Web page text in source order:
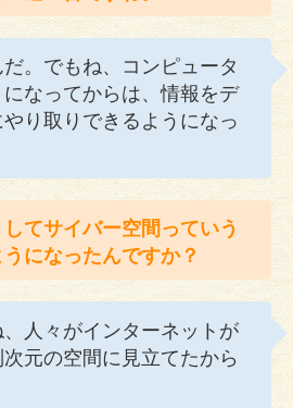
。でもね、コンピュータ
なってからは、情報をデ
り取りできるようになっ
てサイバー空間っていう
になったんですか？
人々がインターネットが
元の空間に見立てたから